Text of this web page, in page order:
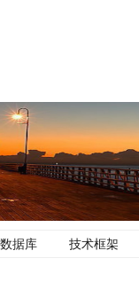
数据库 技术框架